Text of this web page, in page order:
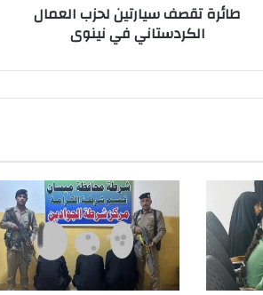
طائرة تقصف سيارتين لحزب العمال
الكردستاني في نينوى